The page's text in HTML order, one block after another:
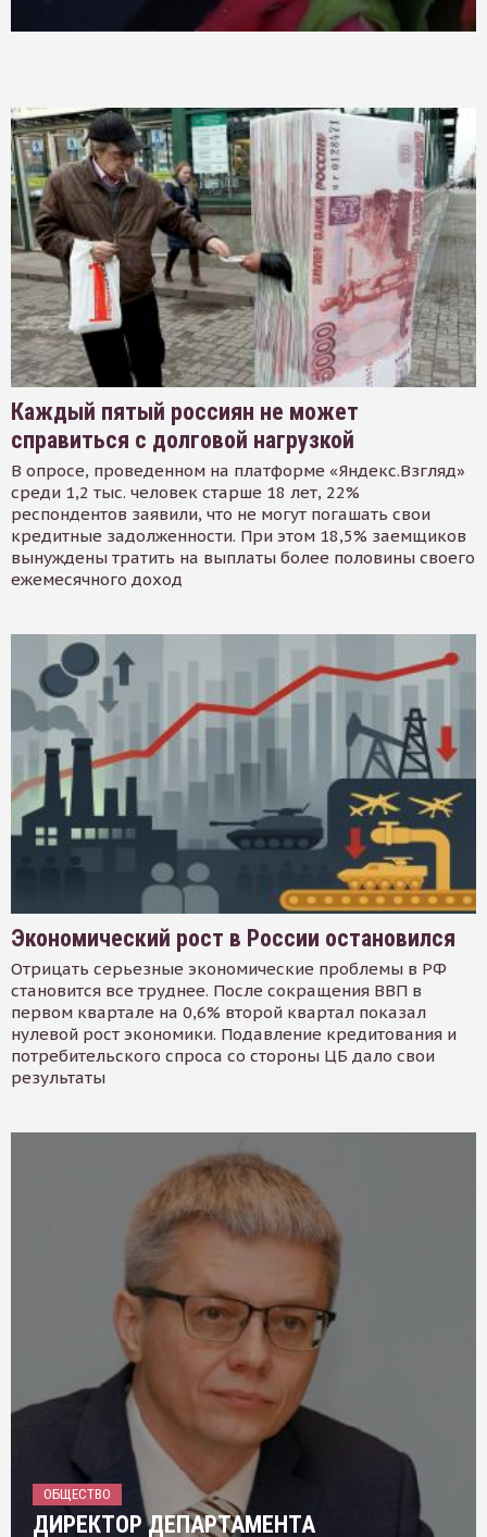
Каждый пятый россиян не может
справиться с долговой нагрузкой
В опросе, проведенном на платформе «Яндекс.Взгляд»
среди 1,2 тыс. человек старше 18 лет, 22%
респондентов заявили, что не могут погашать свои
кредитные задолженности. При этом 18,5% заемщиков
вынуждены тратить на выплаты более половины своего
ежемесячного доход
Экономический рост в России остановился
Отрицать серьезные экономические проблемы в РФ
становится все труднее. После сокращения ВВП в
первом квартале на 0,6% второй квартал показал
нулевой рост экономики. Подавление кредитования и
потребительского спроса со стороны ЦБ дало свои
результаты
ОБЩЕСТВО
ДИРЕКТОР ДЕПАРТАМЕНТА